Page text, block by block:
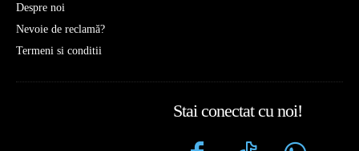
Despre noi
Nevoie de reclamă?
Termeni si conditii
Stai conectat cu noi!